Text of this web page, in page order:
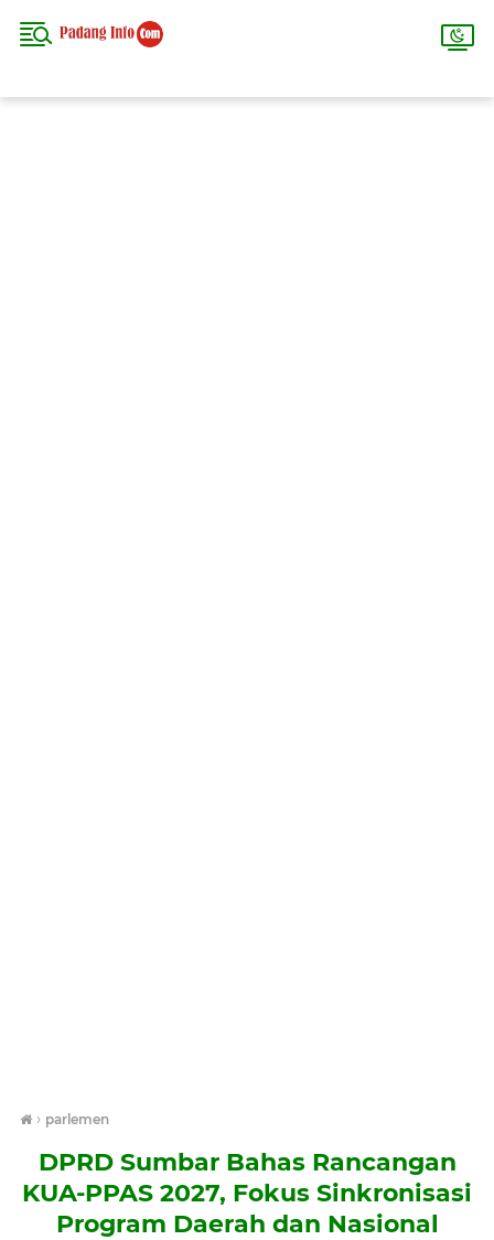
› parlemen
DPRD Sumbar Bahas Rancangan
KUA-PPAS 2027, Fokus Sinkronisasi
Program Daerah dan Nasional